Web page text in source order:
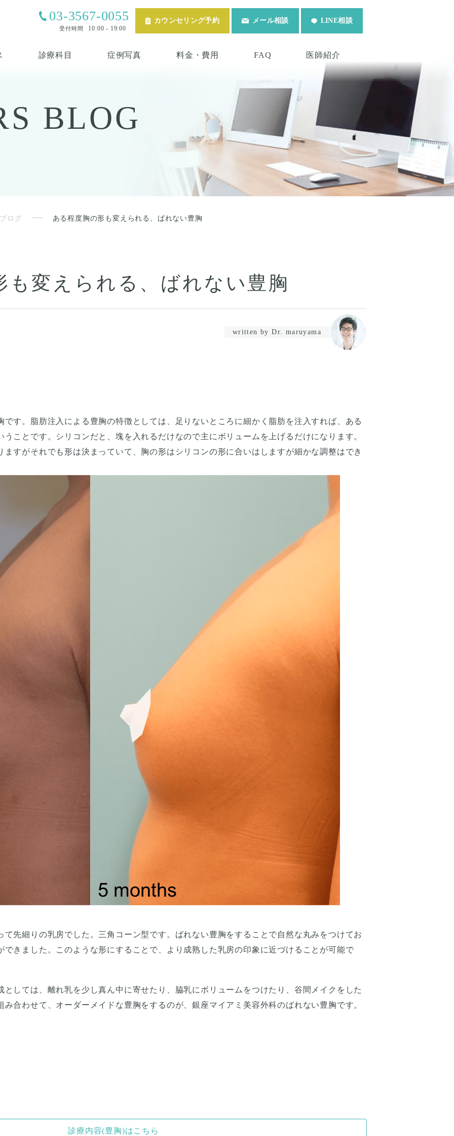
03-3567-0055
受付時間 10:00 - 19:00
カウンセリング予約 メール相談 LINE相談
診療科目 症例写真 料金・費用 FAQ 医師紹介
BLOG
ログ ある程度胸の形も変えられる、ばれない豊胸
も変えられる、ばれない豊胸
written by Dr. maruyama
す。脂肪注入による豊胸の特徴としては、足りないところに細かく脂肪を注入すれば、ある
ことです。シリコンだと、塊を入れるだけなので主にボリュームを上げるだけになります。
すがそれでも形は決まっていて、胸の形はシリコンの形に合いはしますが細かな調整はでき
先細りの乳房でした。三角コーン型です。ばれない豊胸をすることで自然な丸みをつけてお
きました。このような形にすることで、より成熟した乳房の印象に近づけることが可能で
しては、離れ乳を少し真ん中に寄せたり、脇乳にボリュームをつけたり、谷間メイクをした
合わせて、オーダーメイドな豊胸をするのが、銀座マイアミ美容外科のばれない豊胸です。
診療内容(豊胸)はこちら